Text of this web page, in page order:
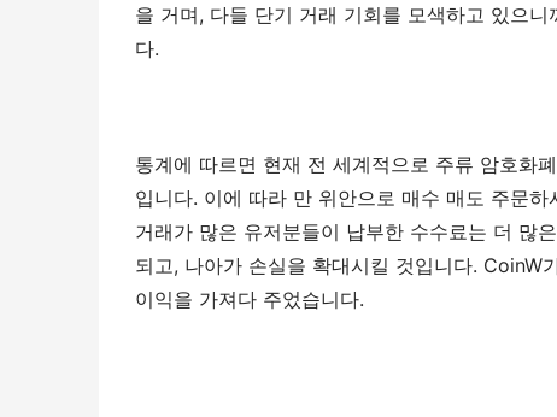
을 거며, 다들 단기 거래 기회를 모색하고 있으
다.
통계에 따르면 현재 전 세계적으로 주류 암호화
입니다. 이에 따라 만 위안으로 매수 매도 주문
거래가 많은 유저분들이 납부한 수수료는 더 많
되고, 나아가 손실을 확대시킬 것입니다.
이익을 가져다 주었습니다.